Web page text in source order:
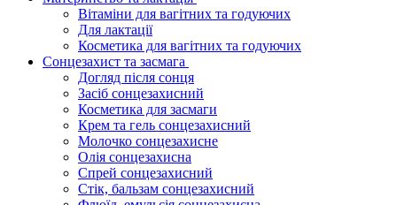
Вітаміни для вагітних та годуючих
Для лактації
Косметика для вагітних та годуючих
Сонцезахист та засмага
Догляд після сонця
Засіб сонцезахисний
Косметика для засмаги
Крем та гель сонцезахисний
Молочко сонцезахисне
Олія сонцезахисна
Спрей сонцезахисний
Стік, бальзам сонцезахисний